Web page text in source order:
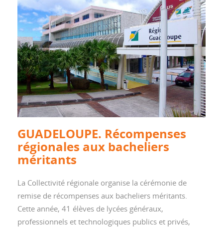
GUADELOUPE. Récompenses
régionales aux bacheliers
méritants
La Collectivité régionale organise la cérémonie de
remise de récompenses aux bacheliers méritants.
Cette année, 41 élèves de lycées généraux,
professionnels et technologiques publics et privés,